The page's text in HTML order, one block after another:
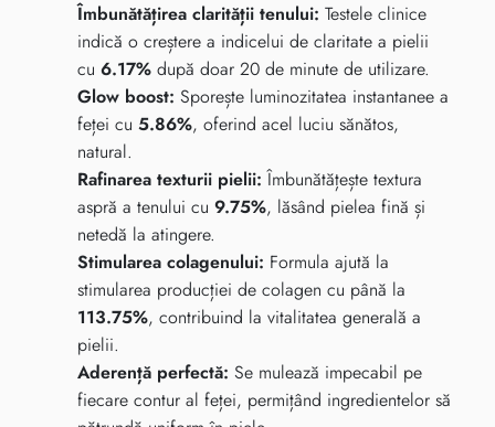
Îmbunătățirea clarității tenului: Testele clinice
indică o creștere a indicelui de claritate a pielii
cu 6.17% după doar 20 de minute de utilizare.
Glow boost: Sporește luminozitatea instantanee a
feței cu 5.86%, oferind acel luciu sănătos,
natural.
Rafinarea texturii pielii: Îmbunătățește textura
aspră a tenului cu 9.75%, lăsând pielea fină și
netedă la atingere.
Stimularea colagenului: Formula ajută la
stimularea producției de colagen cu până la
113.75%, contribuind la vitalitatea generală a
pielii.
Aderență perfectă: Se mulează impecabil pe
fiecare contur al feței, permițând ingredientelor să